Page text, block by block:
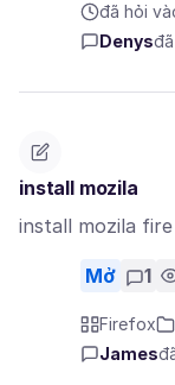
đã hỏi
Denys
install mozila
install mozila
Mở 1
Firefox
James